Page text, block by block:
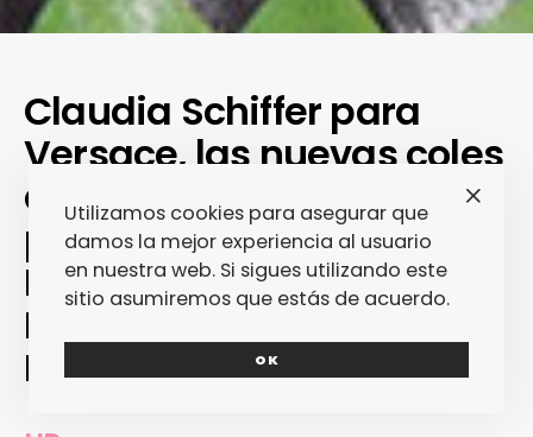
Claudia Schiffer para
Versace, las nuevas coles
de AVAVAV y GDCS, el
pelo corto de Kim
Kardashian, Sophia The
Robot es modelo… ¿Up o
Down?
Utilizamos cookies para asegurar que
damos la mejor experiencia al usuario
en nuestra web. Si sigues utilizando este
sitio asumiremos que estás de acuerdo.
OK